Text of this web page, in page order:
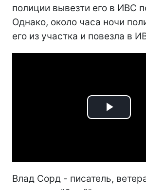
полиции вывезти его в ИВС
Однако, около часа ночи
его из участка и повезла в
Play
Влад Сорд - писатель,